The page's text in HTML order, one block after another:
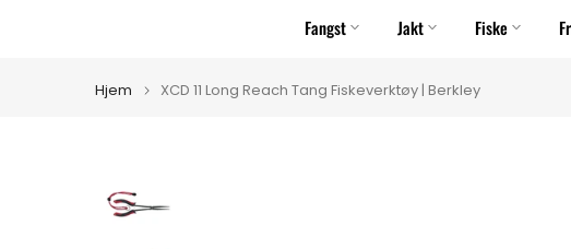
Fangst Jakt Fiske
Hjem XCD 11 Long Reach Tang Fiskeverktøy | Berkley